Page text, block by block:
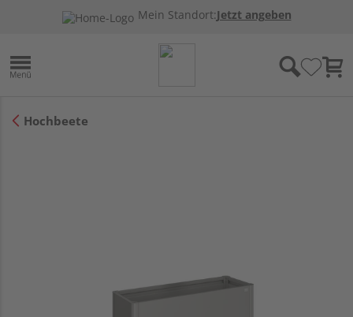
Mein Standort:Jetzt angeben
Hochbeete